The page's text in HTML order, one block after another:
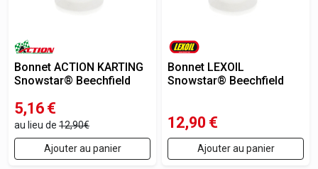
Bonnet ACTION KARTING
Snowstar® Beechfield
5,16 €
au lieu de 12,90€
Ajouter au panier
Bonnet LEXOIL
Snowstar® Beechfield
12,90 €
Ajouter au panier